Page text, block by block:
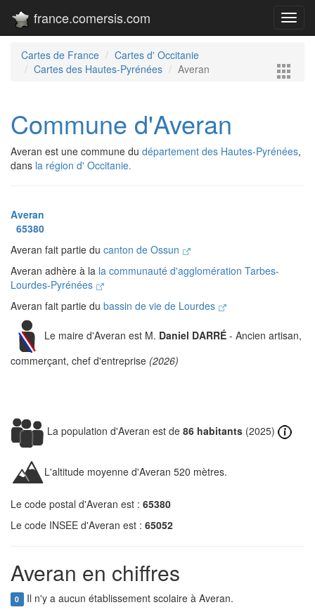
france.comersis.com
Cartes de France
Cartes d' Occitanie
Cartes des Hautes-Pyrénées
Averan
Commune d'Averan
Averan est une commune du département des Hautes-Pyrénées,
dans la région d' Occitanie.
Averan
65380
Averan fait partie du canton de Ossun
Averan adhère à la la communauté d'agglomération Tarbes-
Lourdes-Pyrénées
Averan fait partie du bassin de vie de Lourdes
Le maire d'Averan est M. Daniel DARRÉ - Ancien artisan,
commerçant, chef d'entreprise (2026)
La population d'Averan est de 86 habitants (2025)
L'altitude moyenne d'Averan 520 mètres.
Le code postal d'Averan est : 65380
Le code INSEE d'Averan est : 65052
Averan en chiffres
0 Il n'y a aucun établissement scolaire à Averan.